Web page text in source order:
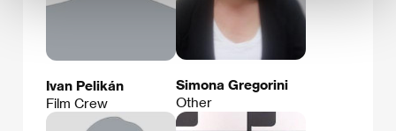
Ivan Pelikán
Film Crew
Simona Gregorini
Other